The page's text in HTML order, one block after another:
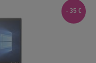
- 35 €